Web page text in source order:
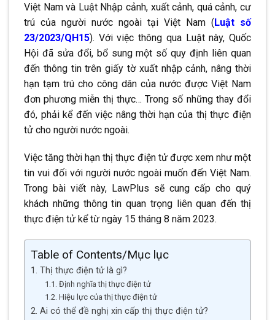
Việt Nam và Luật Nhập cảnh, xuất cảnh, quá cảnh, cư
trú của người nước ngoài tại Việt Nam (Luật số
23/2023/QH15). Với việc thông qua Luật này, Quốc
Hội đã sửa đổi, bổ sung một số quy định liên quan
đến thông tin trên giấy tờ xuất nhập cảnh, nâng thời
hạn tạm trú cho công dân của nước được Việt Nam
đơn phương miễn thị thực… Trong số những thay đổi
đó, phải kể đến việc nâng thời hạn của thị thực điện
tử cho người nước ngoài.
Việc tăng thời hạn thị thực điện tử được xem như một
tin vui đối với người nước ngoài muốn đến Việt Nam.
Trong bài viết này, LawPlus sẽ cung cấp cho quý
khách những thông tin quan trọng liên quan đến thị
thực điện tử kể từ ngày 15 tháng 8 năm 2023.
Table of Contents/Mục lục
1. Thị thực điện tử là gì?
1.1. Định nghĩa thị thực điện tử
1.2. Hiệu lực của thị thực điện tử
2. Ai có thể đề nghị xin cấp thị thực điện tử?